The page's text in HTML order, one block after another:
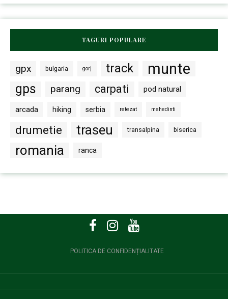
TAGURI POPULARE
gpx bulgaria gorj track munte
gps parang carpati pod natural
arcada hiking serbia retezat mehedinti
drumetie traseu transalpina biserica
romania ranca
POLITICA DE CONFIDENȚIALITATE